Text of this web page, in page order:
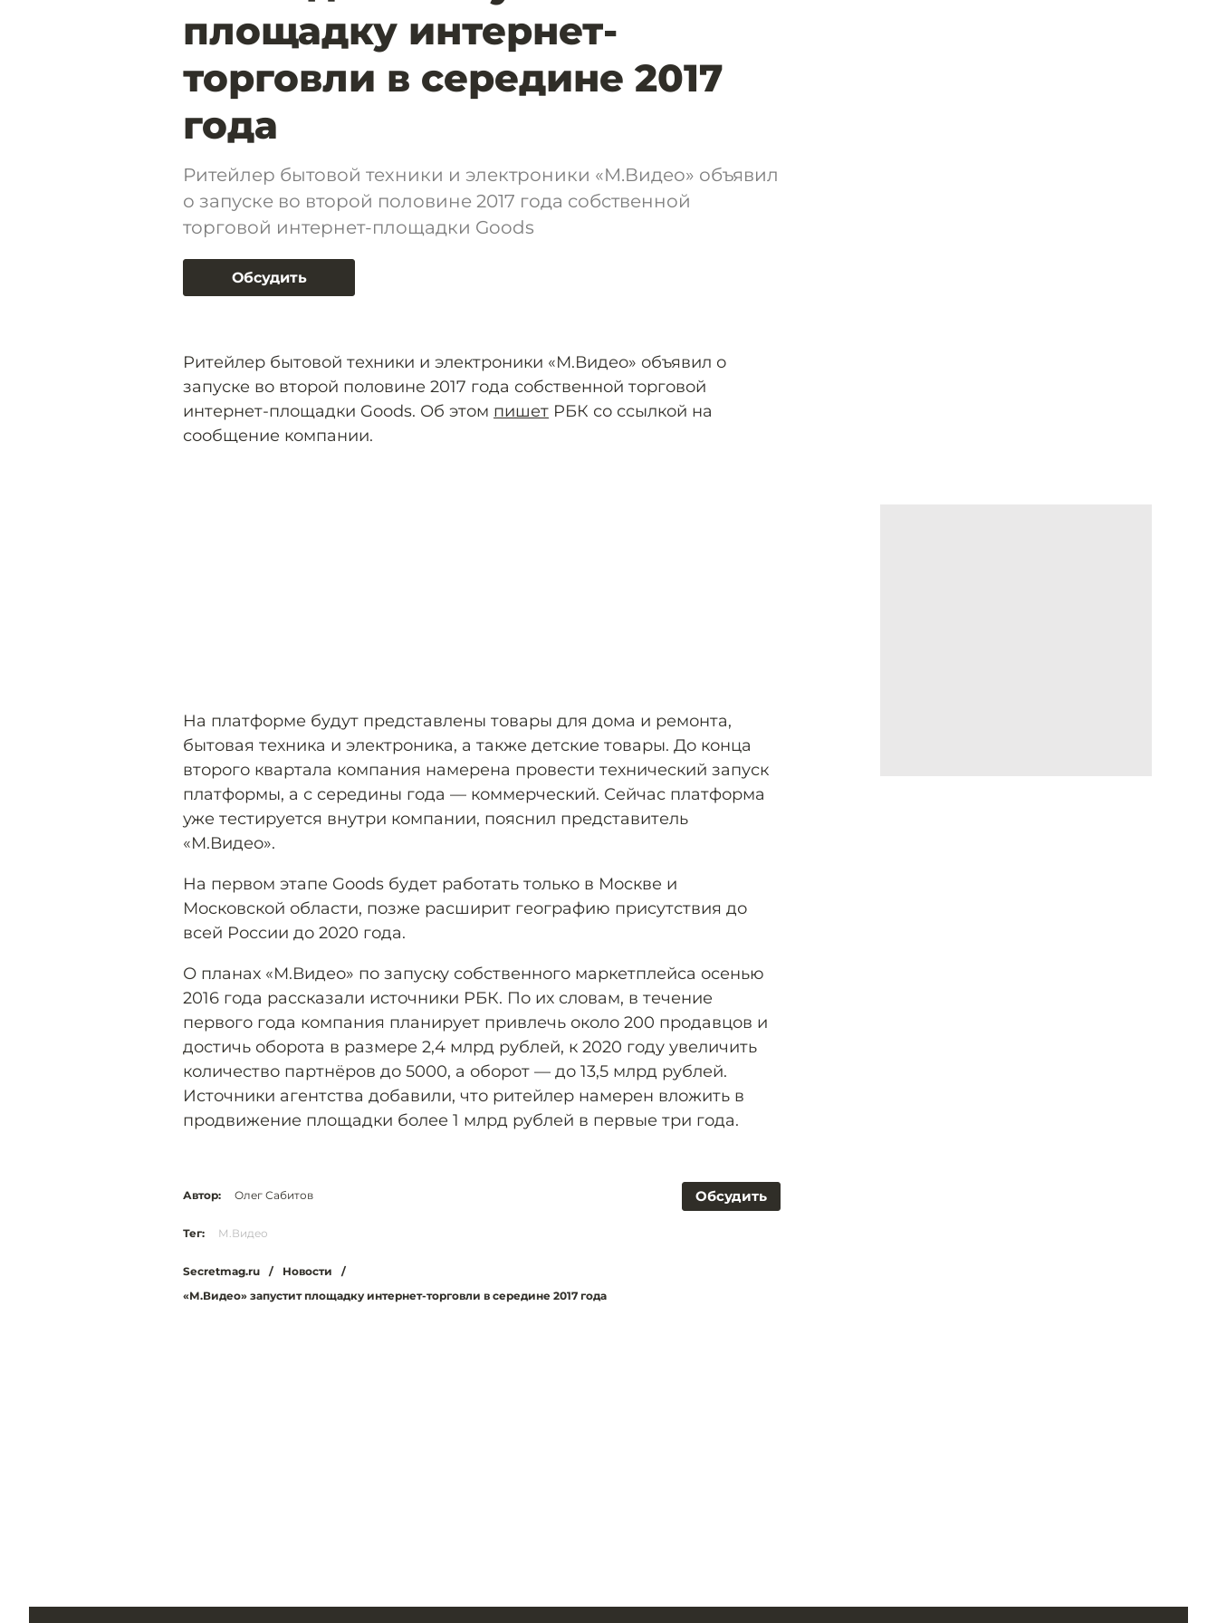
площадку интернет-
торговли в середине 2017
года
Ритейлер бытовой техники и электроники «М.Видео» объявил
о запуске во второй половине 2017 года собственной
торговой интернет-площадки Goods
Обсудить
Ритейлер бытовой техники и электроники «М.Видео» объявил о
запуске во второй половине 2017 года собственной торговой
интернет-площадки Goods. Об этом пишет РБК со ссылкой на
сообщение компании.
На платформе будут представлены товары для дома и ремонта,
бытовая техника и электроника, а также детские товары. До конца
второго квартала компания намерена провести технический запуск
платформы, а с середины года — коммерческий. Сейчас платформа
уже тестируется внутри компании, пояснил представитель
«М.Видео».
На первом этапе Goods будет работать только в Москве и
Московской области, позже расширит географию присутствия до
всей России до 2020 года.
О планах «М.Видео» по запуску собственного маркетплейса осенью
2016 года рассказали источники РБК. По их словам, в течение
первого года компания планирует привлечь около 200 продавцов и
достичь оборота в размере 2,4 млрд рублей, к 2020 году увеличить
количество партнёров до 5000, а оборот — до 13,5 млрд рублей.
Источники агентства добавили, что ритейлер намерен вложить в
продвижение площадки более 1 млрд рублей в первые три года.
Обсудить
Автор: Олег Сабитов
Тег: М.Видео
Secretmag.ru / Новости
/
«М.Видео» запустит площадку интернет-торговли в середине 2017 года